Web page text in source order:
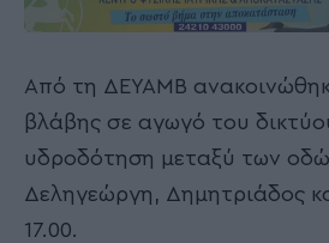
Από τη ΔΕΥΑΜΒ
βλάβης σε αγωγό του
υδροδότηση μεταξύ των
Δεληγεώργη, Δημητριάδος
17.00.